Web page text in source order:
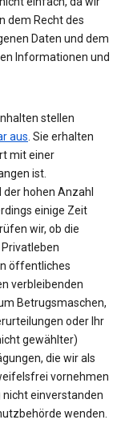
dem Recht des
Daten und dem
Informationen und
stellen
aus . Sie erhalten
mit einer
ist.
hohen Anzahl
einige Zeit
wir, ob die
öffentliches
verbleibenden
Betrugsmaschen,
oder Ihr
gewählter)
die wir als
vornehmen
nicht einverstanden
wenden.